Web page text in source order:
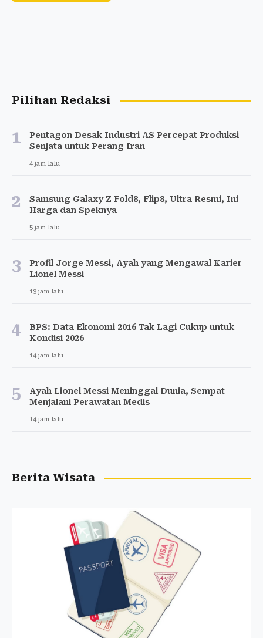
Pilihan Redaksi
1
Pentagon Desak Industri AS Percepat Produksi
Senjata untuk Perang Iran
4 jam lalu
2
Samsung Galaxy Z Fold8, Flip8, Ultra Resmi, Ini
Harga dan Speknya
5 jam lalu
3
Profil Jorge Messi, Ayah yang Mengawal Karier
Lionel Messi
13 jam lalu
4
BPS: Data Ekonomi 2016 Tak Lagi Cukup untuk
Kondisi 2026
14 jam lalu
5
Ayah Lionel Messi Meninggal Dunia, Sempat
Menjalani Perawatan Medis
14 jam lalu
Berita Wisata